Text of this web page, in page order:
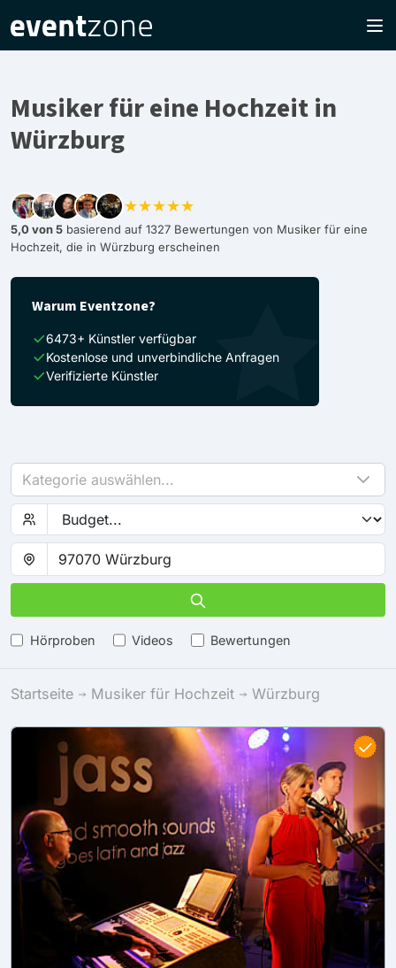
Musiker für eine Hochzeit in
Würzburg
★★★★★
5,0 von 5 basierend auf 1327 Bewertungen von Musiker für eine
Hochzeit, die in Würzburg erscheinen
Warum Eventzone?
6473+ Künstler verfügbar
Kostenlose und unverbindliche Anfragen
Verifizierte Künstler
Kategorie auswählen...
Hörproben Videos Bewertungen
Startseite Musiker für Hochzeit Würzburg